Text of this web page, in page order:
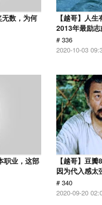
无数，为何
【越哥】人
2013年最励
# 336
2020-10-03
职业，这部
【越哥】豆
因为代入感太
# 340
2020-09-20